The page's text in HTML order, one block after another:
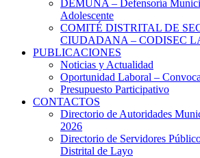
DEMUNA – Defensoría
Adolescente
COMITÉ DISTRITAL DE
CIUDADANA – CODISEC
PUBLICACIONES
Noticias y Actualidad
Oportunidad Laboral –
Presupuesto Participativo
CONTACTOS
Directorio de Autoridades
2026
Directorio de Servidores
Distrital de Layo